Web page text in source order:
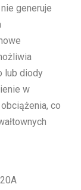
generuje
lub diody
w
co